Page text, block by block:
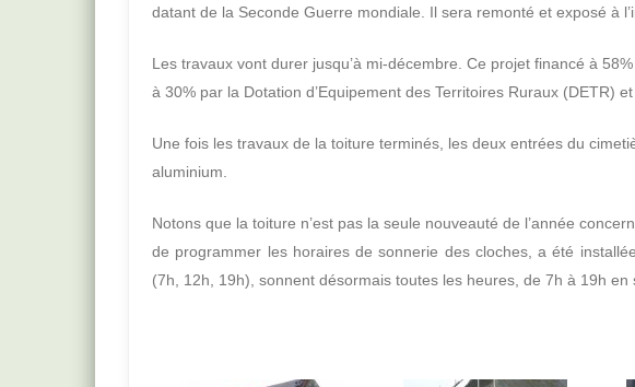
datant de la Seconde Guerre mondiale. Il sera remonté et exposé à
Les travaux vont durer jusqu’à mi-décembre. Ce projet financé à
à 30% par la Dotation d’Equipement des Territoires Ruraux (DETR)
Une fois les travaux de la toiture terminés, les deux entrées du
aluminium.
Notons que la toiture n’est pas la seule nouveauté de l’année
de programmer les horaires de sonnerie des cloches, a été
(7h, 12h, 19h), sonnent désormais toutes les heures, de 7h à 19h